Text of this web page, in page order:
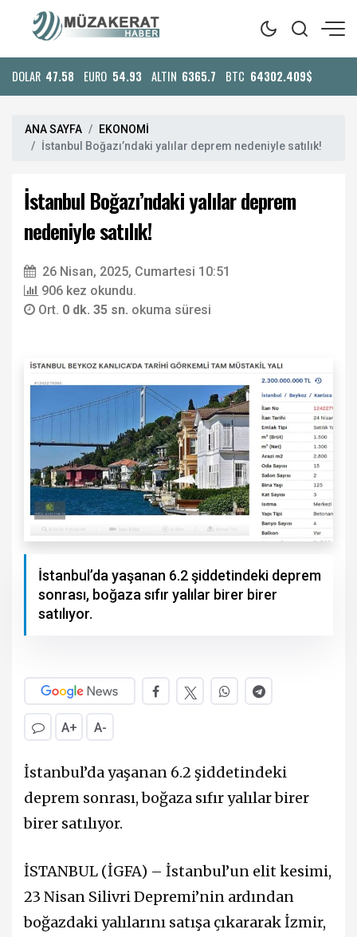
DOLAR 47.58 EURO 54.93 ALTIN 6365.7 BTC 64302.409$
ANA SAYFA
EKONOMİ
İstanbul Boğazı’ndaki yalılar deprem nedeniyle satılık!
İstanbul Boğazı’ndaki yalılar deprem
nedeniyle satılık!
26 Nisan, 2025, Cumartesi 10:51
906 kez okundu.
Ort. 0 dk. 35 sn. okuma süresi
İstanbul’da yaşanan 6.2 şiddetindeki deprem
sonrası, boğaza sıfır yalılar birer birer
satılıyor.
A+ A-
İstanbul’da yaşanan 6.2 şiddetindeki
deprem sonrası, boğaza sıfır yalılar birer
birer satılıyor.
İSTANBUL (İGFA) – İstanbul’un elit kesimi,
23 Nisan Silivri Depremi’nin ardından
boğazdaki yalılarını satışa çıkararak İzmir,